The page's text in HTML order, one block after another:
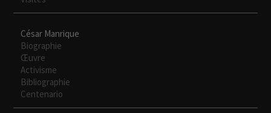
César Manrique
Biographie
Œuvre
Activisme
Bibliographie
Centenario